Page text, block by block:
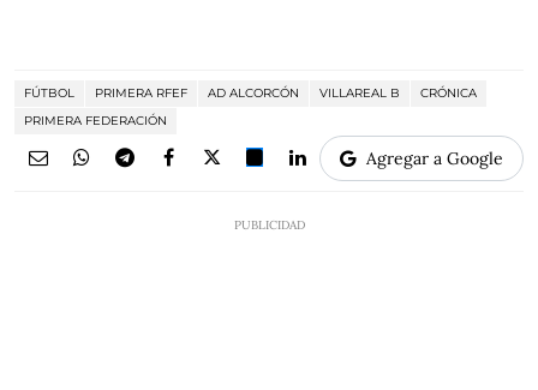
FÚTBOL PRIMERA RFEF AD ALCORCÓN VILLAREAL B
CRÓNICA
PRIMERA FEDERACIÓN
Agregar a Google